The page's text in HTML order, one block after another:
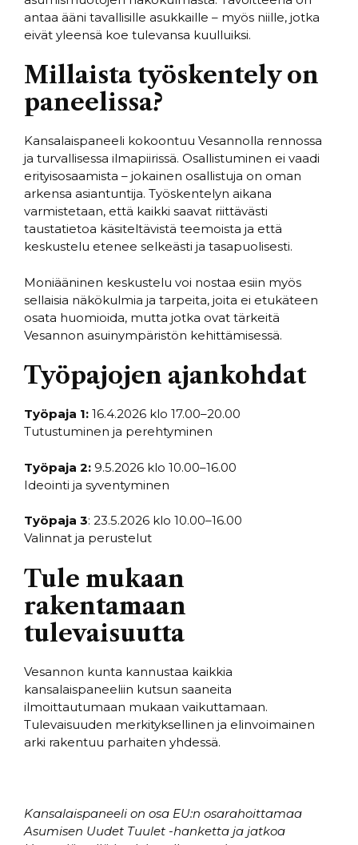
antaa ääni tavallisille asukkaille – myös niille, jotka
eivät yleensä koe tulevansa kuulluiksi.
Millaista työskentely on
paneelissa?
Kansalaispaneeli kokoontuu Vesannolla rennossa
ja turvallisessa ilmapiirissä. Osallistuminen ei vaadi
erityisosaamista – jokainen osallistuja on oman
arkensa asiantuntija. Työskentelyn aikana
varmistetaan, että kaikki saavat riittävästi
taustatietoa käsiteltävistä teemoista ja että
keskustelu etenee selkeästi ja tasapuolisesti.
Moniääninen keskustelu voi nostaa esiin myös
sellaisia näkökulmia ja tarpeita, joita ei etukäteen
osata huomioida, mutta jotka ovat tärkeitä
Vesannon asuinympäristön kehittämisessä.
Työpajojen ajankohdat
Työpaja 1: 16.4.2026 klo 17.00–20.00
Tutustuminen ja perehtyminen
Työpaja 2: 9.5.2026 klo 10.00–16.00
Ideointi ja syventyminen
Työpaja 3: 23.5.2026 klo 10.00–16.00
Valinnat ja perustelut
Tule mukaan
rakentamaan
tulevaisuutta
Vesannon kunta kannustaa kaikkia
kansalaispaneeliin kutsun saaneita
ilmoittautumaan mukaan vaikuttamaan.
Tulevaisuuden merkityksellinen ja elinvoimainen
arki rakentuu parhaiten yhdessä.
Kansalaispaneeli on osa EU:n osarahoittamaa
Asumisen Uudet Tuulet -hanketta ja jatkoa